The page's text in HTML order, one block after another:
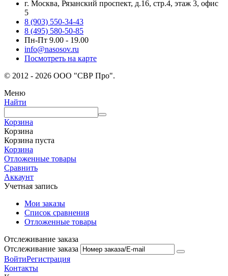
г. Москва, Рязанский проспект, д.16, стр.4, этаж 3, офис
5
8 (903) 550-34-43
8 (495) 580-50-85
Пн-Пт 9.00 - 19.00
info@nasosov.ru
Посмотреть на карте
© 2012 - 2026 ООО "СВР Про".
Меню
Найти
Корзина
Корзина
Корзина пуста
Корзина
Отложенные товары
Сравнить
Аккаунт
Учетная запись
Мои заказы
Список сравнения
Отложенные товары
Отслеживание заказа
Отслеживание заказа
ВойтиРегистрация
Контакты